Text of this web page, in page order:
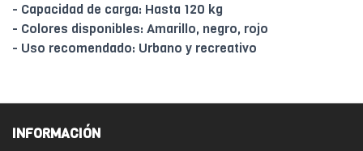
- Capacidad de carga: Hasta 120 kg
- Colores disponibles: Amarillo, negro, rojo
- Uso recomendado: Urbano y recreativo
INFORMACIÓN